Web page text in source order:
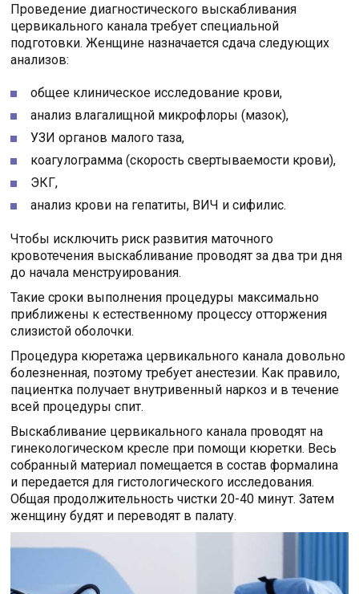
Проведение диагностического выскабливания
цервикального канала требует специальной
подготовки. Женщине назначается сдача следующих
анализов:
общее клиническое исследование крови,
анализ влагалищной микрофлоры (мазок),
УЗИ органов малого таза,
коагулограмма (скорость свертываемости крови),
ЭКГ,
анализ крови на гепатиты, ВИЧ и сифилис.
Чтобы исключить риск развития маточного
кровотечения выскабливание проводят за два три дня
до начала менструирования.
Такие сроки выполнения процедуры максимально
приближены к естественному процессу отторжения
слизистой оболочки.
Процедура кюретажа цервикального канала довольно
болезненная, поэтому требует анестезии. Как правило,
пациентка получает внутривенный наркоз и в течение
всей процедуры спит.
Выскабливание цервикального канала проводят на
гинекологическом кресле при помощи кюретки. Весь
собранный материал помещается в состав формалина
и передается для гистологического исследования.
Общая продолжительность чистки 20-40 минут. Затем
женщину будят и переводят в палату.